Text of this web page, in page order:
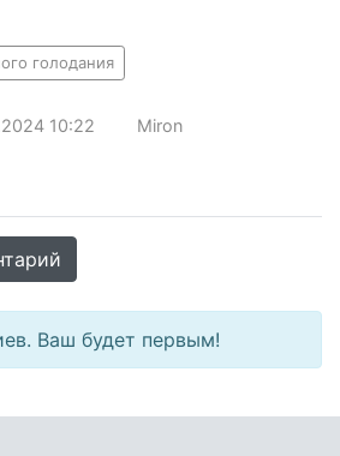
голодания
10:22 Miron
Ваш будет первым!